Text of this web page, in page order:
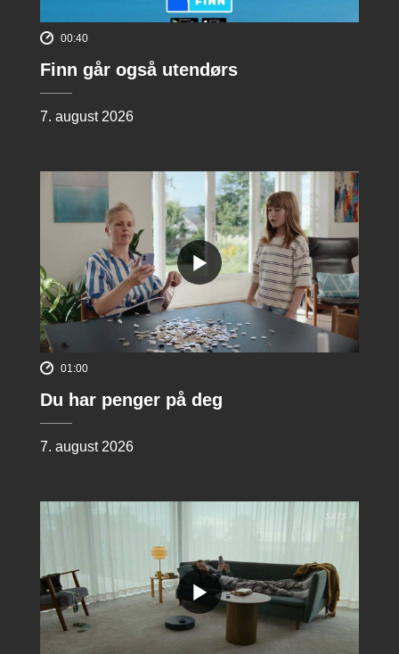
00:40
Finn går også utendørs
7. august 2026
01:00
Du har penger på deg
7. august 2026